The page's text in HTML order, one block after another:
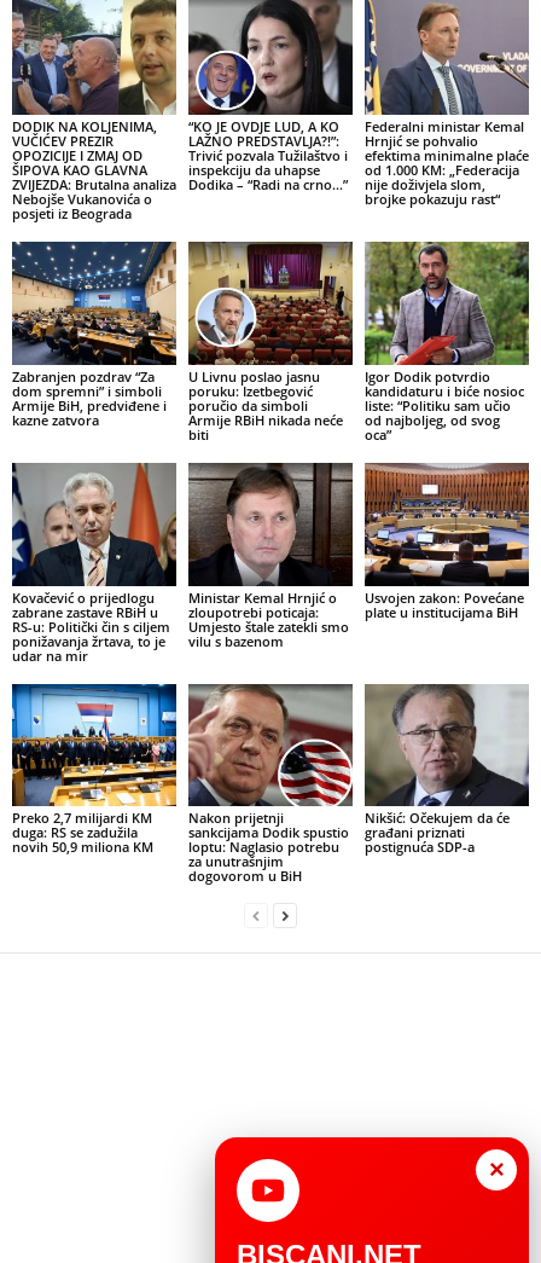
DODIK NA KOLJENIMA,
VUČIĆEV PREZIR
OPOZICIJE I ZMAJ OD
ŠIPOVA KAO GLAVNA
ZVIJEZDA: Brutalna analiza
Nebojše Vukanovića o
posjeti iz Beograda
“KO JE OVDJE LUD, A KO
LAŽNO PREDSTAVLJA?!”:
Trivić pozvala Tužilaštvo i
inspekciju da uhapse
Dodika – “Radi na crno…”
Federalni ministar Kemal
Hrnjić se pohvalio
efektima minimalne plaće
od 1.000 KM: „Federacija
nije doživjela slom,
brojke pokazuju rast“
Zabranjen pozdrav “Za
dom spremni” i simboli
Armije BiH, predviđene i
kazne zatvora
U Livnu poslao jasnu
poruku: Izetbegović
poručio da simboli
Armije RBiH nikada neće
biti
Igor Dodik potvrdio
kandidaturu i biće nosioc
liste: “Politiku sam učio
od najboljeg, od svog
oca”
Kovačević o prijedlogu
zabrane zastave RBiH u
RS-u: Politički čin s ciljem
ponižavanja žrtava, to je
udar na mir
Ministar Kemal Hrnjić o
zloupotrebi poticaja:
Umjesto štale zatekli smo
vilu s bazenom
Usvojen zakon: Povećane
plate u institucijama BiH
Preko 2,7 milijardi KM
duga: RS se zadužila
novih 50,9 miliona KM
Nakon prijetnji
sankcijama Dodik spustio
loptu: Naglasio potrebu
za unutrašnjim
dogovorom u BiH
Nikšić: Očekujem da će
građani priznati
postignuća SDP-a
×
BISCANI.NET